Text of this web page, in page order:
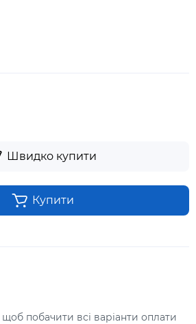
Швидко купити
Купити
щоб побачити всі варіанти оплати